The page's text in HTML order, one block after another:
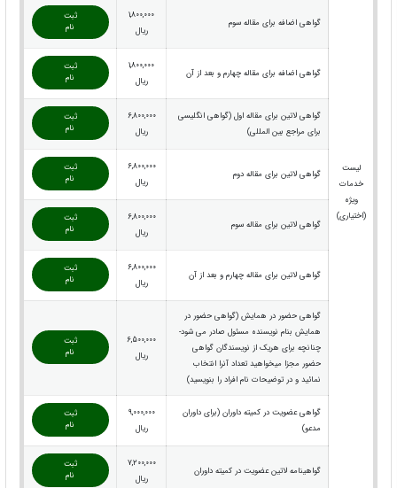
لیست
خدمات
ویژه
(اختیاری)
گواهی اضافه برای مقاله سوم
1,800,000
ریال
ثبت
نام
گواهی اضافه برای مقاله چهارم و بعد از آن
1,800,000
ریال
ثبت
نام
گواهی لاتین برای مقاله اول (گواهی انگلیسی
برای مراجع بین المللی)
6,800,000
ریال
ثبت
نام
گواهی لاتین برای مقاله دوم
6,800,000
ریال
ثبت
نام
گواهی لاتین برای مقاله سوم
6,800,000
ریال
ثبت
نام
گواهی لاتین برای مقاله چهارم و بعد از آن
6,800,000
ریال
ثبت
نام
گواهی حضور در همایش (گواهی حضور در
همایش بنام نویسنده مسئول صادر می شود-
چنانچه برای هریک از نویسندگان گواهی
حضور مجزا میخواهید تعداد آنرا انتخاب
نمائید و در توضیحات نام افراد را بنویسید)
6,500,000
ریال
ثبت
نام
گواهی عضویت در کمیته داوران (برای داوران
مدعو)
9,000,000
ریال
ثبت
نام
گواهینامه لاتین عضویت در کمیته داوران
7,200,000
ریال
ثبت
نام